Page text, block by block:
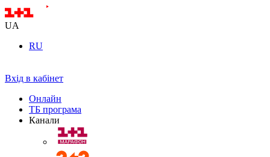
UA
RU
Вхід в кабінет
Онлайн
ТБ програма
Канали